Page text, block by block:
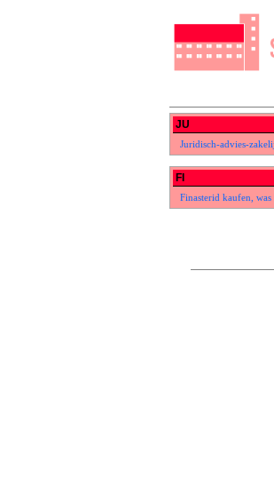
JU
Juridisch-advies-
FI
Finasterid kaufen,